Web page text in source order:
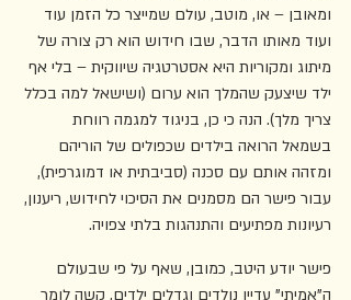
ומאובן – או, מוטב, עולם שמייצר כל הזמן עוד
ועוד מאותו הדבר, שבו חידוש הוא רק צורה של
מיתוג ומקוריות היא אסטרטגיה שיווקית – בלי אף
ילד שיצעק שהמלך הוא ערום (ושישאל למה בכלל
צריך מלך). הנה כי כן, בניגוד למגמה רווחת
בשמאל הרואה בילדים שכפולים של הוריהם
ומזהה אותם עם סכנה (סביבתית או דמוגרפית),
עבור פישר הם מסמנים את הסיכוי לחידוש, ריענון,
רעיונות מפתיעים והתנהגות בלתי צפויה.
פישר יודע היטב, כמובן, שאף על פי שבעולם
ה"אמיתי" עדיין נולדים וגדלים ילדים, קשה לומר